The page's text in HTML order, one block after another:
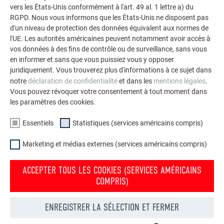
Commander gratuitement des prospectus PREFA
crues – avec les produits PREFA en aluminium, votre maison
vers les États-Unis conformément à l'art. 49 al. 1 lettre a) du
RGPD. Nous vous informons que les États-Unis ne disposent pas
d'un niveau de protection des données équivalent aux normes de
l'UE. Les autorités américaines peuvent notamment avoir accès à
vos données à des fins de contrôle ou de surveillance, sans vous
en informer et sans que vous puissiez vous y opposer
juridiquement. Vous trouverez plus d'informations à ce sujet dans
notredéclaration de confidentialitéet dans les mentions légales.
Vous pouvez révoquer votre consentement à tout moment dans
les paramètres des cookies.
Essentiels Statistiques (services américains compris)
Marketing et médias externes (services américains compris)
ACCEPTER TOUS LES COOKIES (SERVICES AMÉRICAINS
COMPRIS)
ENREGISTRER LA SÉLECTION ET FERMER